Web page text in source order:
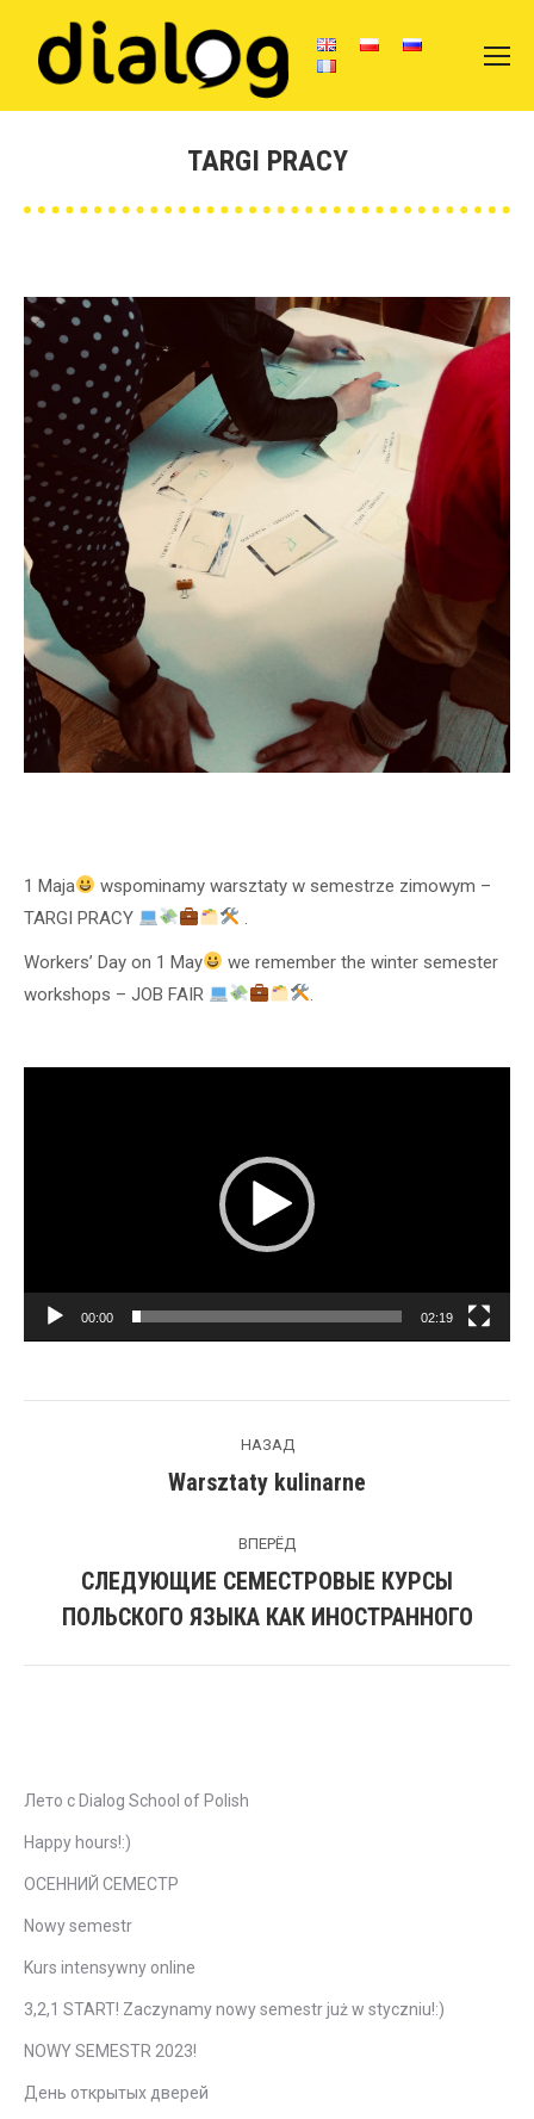
TARGI PRACY
1 Maja
wspominamy warsztaty w semestrze zimowym –
TARGI PRACY
.
Workers’ Day on 1 May
we remember the winter semester
workshops – JOB FAIR .
00:00 02:19
НАЗАД
Предыдущая
Warsztaty kulinarne
ВПЕРЁД
запись:
СЛЕДУЮЩИЕ СЕМЕСТРОВЫЕ КУРСЫ
ПОЛЬСКОГО ЯЗЫКА КАК ИНОСТРАННОГО
Лето с Dialog School of Polish
Happy hours!:)
ОСЕННИЙ СЕМЕСТР
Nowy semestr
Kurs intensywny online
3,2,1 START! Zaczynamy nowy semestr już w styczniu!:)
NOWY SEMESTR 2023!
День открытых дверей